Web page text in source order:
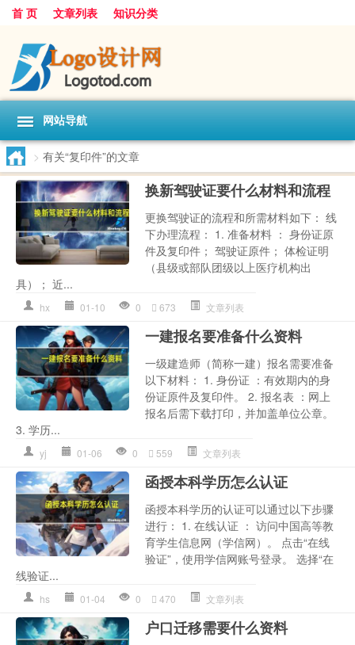
首 页 文章列表 知识分类
网站导航
> 有关“复印件”的文章
换新驾驶证要什么材料和流程
更换驾驶证的流程和所需材料如下： 线
下办理流程： 1. 准备材料 ： 身份证原
件及复印件； 驾驶证原件； 体检证明
（县级或部队团级以上医疗机构出
具）； 近...
hx 01-10 0 673 文章列表
一建报名要准备什么资料
一级建造师（简称一建）报名需要准备
以下材料： 1. 身份证 ：有效期内的身
份证原件及复印件。 2. 报名表 ：网上
报名后需下载打印，并加盖单位公章。
3. 学历...
yj 01-06 0 559 文章列表
函授本科学历怎么认证
函授本科学历的认证可以通过以下步骤
进行： 1. 在线认证 ： 访问中国高等教
育学生信息网（学信网）。 点击“在线
验证”，使用学信网账号登录。 选择“在
线验证...
hs 01-04 0 470 文章列表
户口迁移需要什么资料